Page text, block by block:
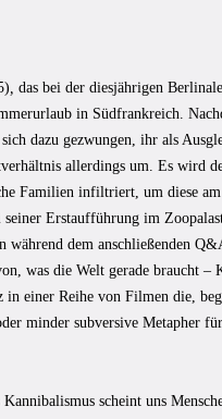
das bei der diesjährigen
in Südfrankreich.
dazu gezwungen, ihr als
allerdings um. Es wird
Familien infiltriert, um diese am
Erstaufführung im
dem anschließenden
was die Welt gerade braucht –
in einer Reihe von Filmen die,
minder subversive Metapher
scheint uns